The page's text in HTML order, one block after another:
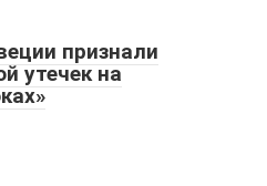
признали
утечек на